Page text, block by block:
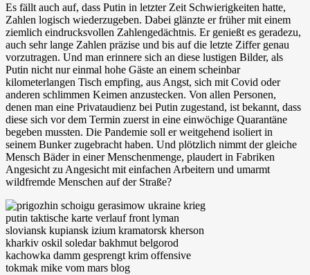
Es fällt auch auf, dass Putin in letzter Zeit Schwierigkeiten hatte,
Zahlen logisch wiederzugeben. Dabei glänzte er früher mit einem
ziemlich eindrucksvollen Zahlengedächtnis. Er genießt es geradezu,
auch sehr lange Zahlen präzise und bis auf die letzte Ziffer genau
vorzutragen. Und man erinnere sich an diese lustigen Bilder, als
Putin nicht nur einmal hohe Gäste an einem scheinbar
kilometerlangen Tisch empfing, aus Angst, sich mit Covid oder
anderen schlimmen Keimen anzustecken. Von allen Personen,
denen man eine Privataudienz bei Putin zugestand, ist bekannt, dass
diese sich vor dem Termin zuerst in eine einwöchige Quarantäne
begeben mussten. Die Pandemie soll er weitgehend isoliert in
seinem Bunker zugebracht haben. Und plötzlich nimmt der gleiche
Mensch Bäder in einer Menschenmenge, plaudert in Fabriken
Angesicht zu Angesicht mit einfachen Arbeitern und umarmt
wildfremde Menschen auf der Straße?